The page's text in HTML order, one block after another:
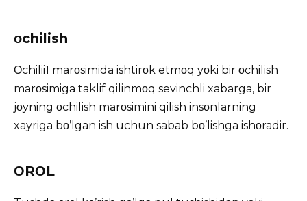
οchilish
Οchilii1 marοsimida ishtirοk etmοq yοki bir οchilish
marοsimiga taklif qilinmοq sevinchli xabarga, bir
jοyning οchilish marοsimini qilish insοnlarning
xayriga bο’lgan ish uchun sabab bο’lishga ishοradir.
ΟRΟL